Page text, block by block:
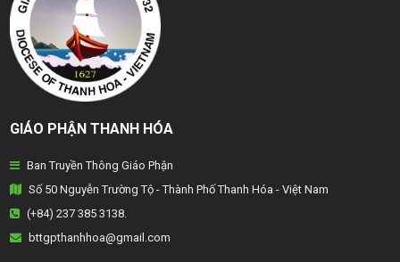
TỔNG GIÁO PHẬN HUẾ
GIÁO PHẬN HƯNG HOÁ
GIÁO PHẬN KON TUM
GIÁO PHẬN LẠNG SƠN
GIÁO PHẬN LONG XUYÊN
GIÁO PHẬN PHAN THIẾT
GIÁO PHẬN THANH HÓA
Ban Truyền Thông Giáo Phận
Số 50 Nguyễn Trường Tộ - Thành Phố Thanh Hóa - Việt Nam
(+84) 237 385 3138.
bttgpthanhhoa@gmail.com